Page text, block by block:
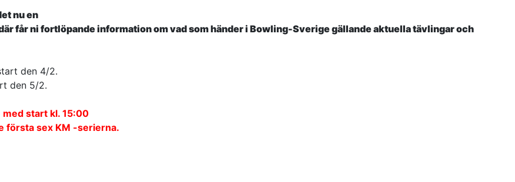
nu en
får ni fortlöpande information om vad som händer i Bowling-Sverige gällande aktuella tävlingar och
den 4/2.
den 5/2.
med start kl. 15:00
första sex KM -serierna.